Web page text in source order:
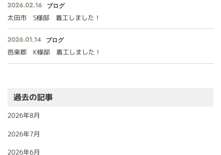
2026.02.16 ブログ
太田市 S様邸 着工しました！
2026.01.14 ブログ
邑楽郡 K様邸 着工しました！
過去の記事
2026年8月
2026年7月
2026年6月